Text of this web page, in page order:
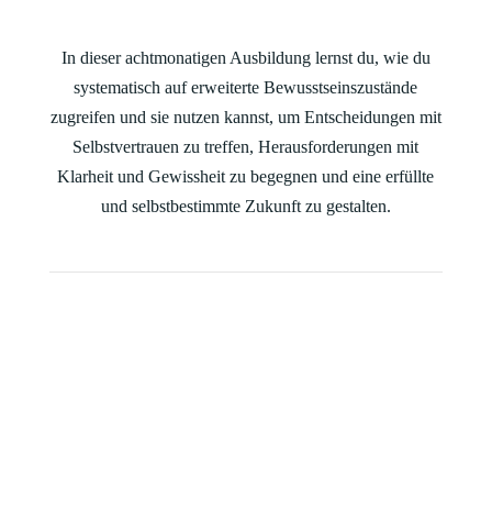
In dieser achtmonatigen Ausbildung lernst du, wie du
systematisch auf erweiterte Bewusstseinszustände
zugreifen und sie nutzen kannst, um Entscheidungen mit
Selbstvertrauen zu treffen, Herausforderungen mit
Klarheit und Gewissheit zu begegnen und eine erfüllte
und selbstbestimmte Zukunft zu gestalten.